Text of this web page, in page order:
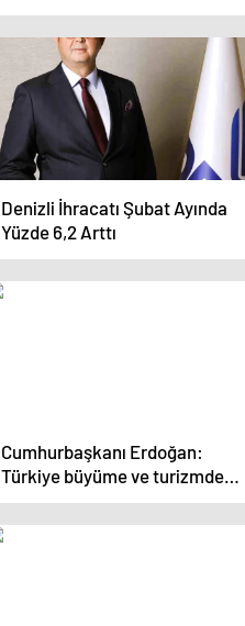
Yaptı
Denizli İhracatı Şubat Ayında
Yüzde 6,2 Arttı
Cumhurbaşkanı Erdoğan:
Türkiye büyüme ve turizmde
olumlu tabloyu sürdürüyor